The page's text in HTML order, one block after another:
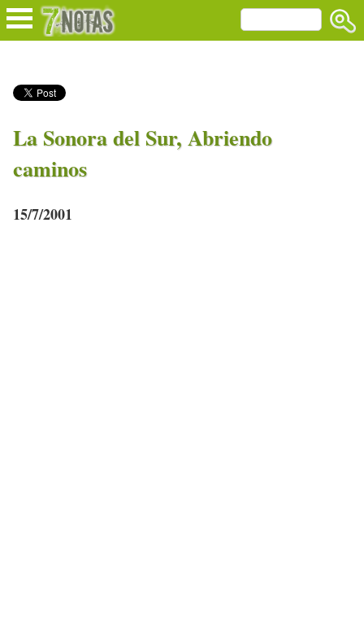
La Sonora del Sur, Abriendo
caminos
15/7/2001